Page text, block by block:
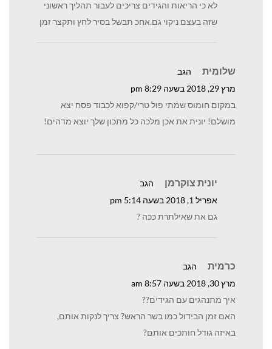
לא כי הריאות והגידים צריכים לעבור תהליך ראשוני
שזה בעצם ניקוי גם.אחכ תבשל בסיר לחץ ותקצר זמן
שלומית
הגב
מרץ 29, 2018 בשעה 8:29 pm
במקום חומוס שמתי פול טרי/קפוא לכבוד פסח יצא
מושלם! יונית את אכן מלכה כל מתכון שלך יוצא מדהים!
יונית צוקרמן
הגב
אפריל 1, 2018 בשעה 5:14 pm
גם את שאילתרת ככה ?
כרמית
הגב
מרץ 30, 2018 בשעה 8:57 am
איך מתנהגים עם הגידים??
האם זמן הבידול כמו בשר הראש? צריך לנקות אותם,
באיזה גודל חותכים אותם?